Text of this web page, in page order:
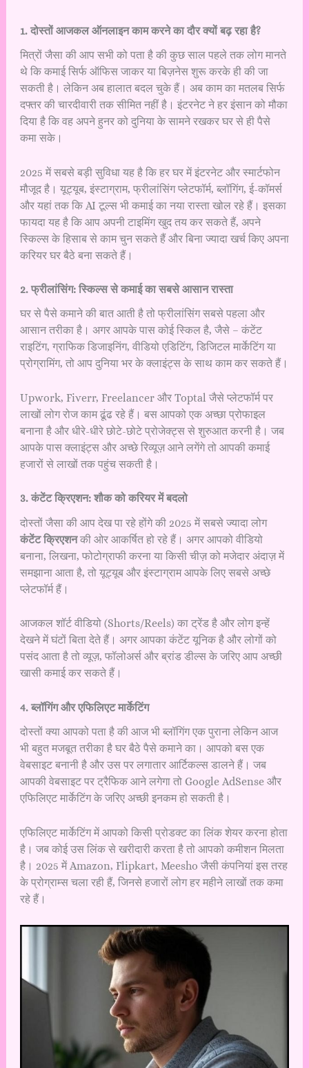
1. दोस्तों आजकल ऑनलाइन काम करने का दौर क्यों बढ़ रहा है?
मित्रों जैसा की आप सभी को पता है की कुछ साल पहले तक लोग मानते
थे कि कमाई सिर्फ ऑफिस जाकर या बिज़नेस शुरू करके ही की जा
सकती है। लेकिन अब हालात बदल चुके हैं। अब काम का मतलब सिर्फ
दफ्तर की चारदीवारी तक सीमित नहीं है। इंटरनेट ने हर इंसान को मौका
दिया है कि वह अपने हुनर को दुनिया के सामने रखकर घर से ही पैसे
कमा सके।
2025 में सबसे बड़ी सुविधा यह है कि हर घर में इंटरनेट और स्मार्टफोन
मौजूद है। यूट्यूब, इंस्टाग्राम, फ्रीलांसिंग प्लेटफॉर्म, ब्लॉगिंग, ई-कॉमर्स
और यहां तक कि AI टूल्स भी कमाई का नया रास्ता खोल रहे हैं। इसका
फायदा यह है कि आप अपनी टाइमिंग खुद तय कर सकते हैं, अपने
स्किल्स के हिसाब से काम चुन सकते हैं और बिना ज्यादा खर्च किए अपना
करियर घर बैठे बना सकते हैं।
2. फ्रीलांसिंग: स्किल्स से कमाई का सबसे आसान रास्ता
घर से पैसे कमाने की बात आती है तो फ्रीलांसिंग सबसे पहला और
आसान तरीका है। अगर आपके पास कोई स्किल है, जैसे – कंटेंट
राइटिंग, ग्राफिक डिजाइनिंग, वीडियो एडिटिंग, डिजिटल मार्केटिंग या
प्रोग्रामिंग, तो आप दुनिया भर के क्लाइंट्स के साथ काम कर सकते हैं।
Upwork, Fiverr, Freelancer और Toptal जैसे प्लेटफॉर्म पर
लाखों लोग रोज काम ढूंढ रहे हैं। बस आपको एक अच्छा प्रोफाइल
बनाना है और धीरे-धीरे छोटे-छोटे प्रोजेक्ट्स से शुरुआत करनी है। जब
आपके पास क्लाइंट्स और अच्छे रिव्यूज़ आने लगेंगे तो आपकी कमाई
हजारों से लाखों तक पहुंच सकती है।
3. कंटेंट क्रिएशन: शौक को करियर में बदलो
दोस्तों जैसा की आप देख पा रहे होंगे की 2025 में सबसे ज्यादा लोग
कंटेंट क्रिएशनकी ओर आकर्षित हो रहे हैं। अगर आपको वीडियो
बनाना, लिखना, फोटोग्राफी करना या किसी चीज़ को मजेदार अंदाज़ में
समझाना आता है, तो यूट्यूब और इंस्टाग्राम आपके लिए सबसे अच्छे
प्लेटफॉर्म हैं।
आजकल शॉर्ट वीडियो (Shorts/Reels) का ट्रेंड है और लोग इन्हें
देखने में घंटों बिता देते हैं। अगर आपका कंटेंट यूनिक है और लोगों को
पसंद आता है तो व्यूज़, फॉलोअर्स और ब्रांड डील्स के जरिए आप अच्छी
खासी कमाई कर सकते हैं।
4. ब्लॉगिंग और एफिलिएट मार्केटिंग
दोस्तों क्या आपको पता है की आज भी ब्लॉगिंग एक पुराना लेकिन आज
भी बहुत मजबूत तरीका है घर बैठे पैसे कमाने का। आपको बस एक
वेबसाइट बनानी है और उस पर लगातार आर्टिकल्स डालने हैं। जब
आपकी वेबसाइट पर ट्रैफिक आने लगेगा तो Google AdSense और
एफिलिएट मार्केटिंग के जरिए अच्छी इनकम हो सकती है।
एफिलिएट मार्केटिंग में आपको किसी प्रोडक्ट का लिंक शेयर करना होता
है। जब कोई उस लिंक से खरीदारी करता है तो आपको कमीशन मिलता
है। 2025 में Amazon, Flipkart, Meesho जैसी कंपनियां इस तरह
के प्रोग्राम्स चला रही हैं, जिनसे हजारों लोग हर महीने लाखों तक कमा
रहे हैं।